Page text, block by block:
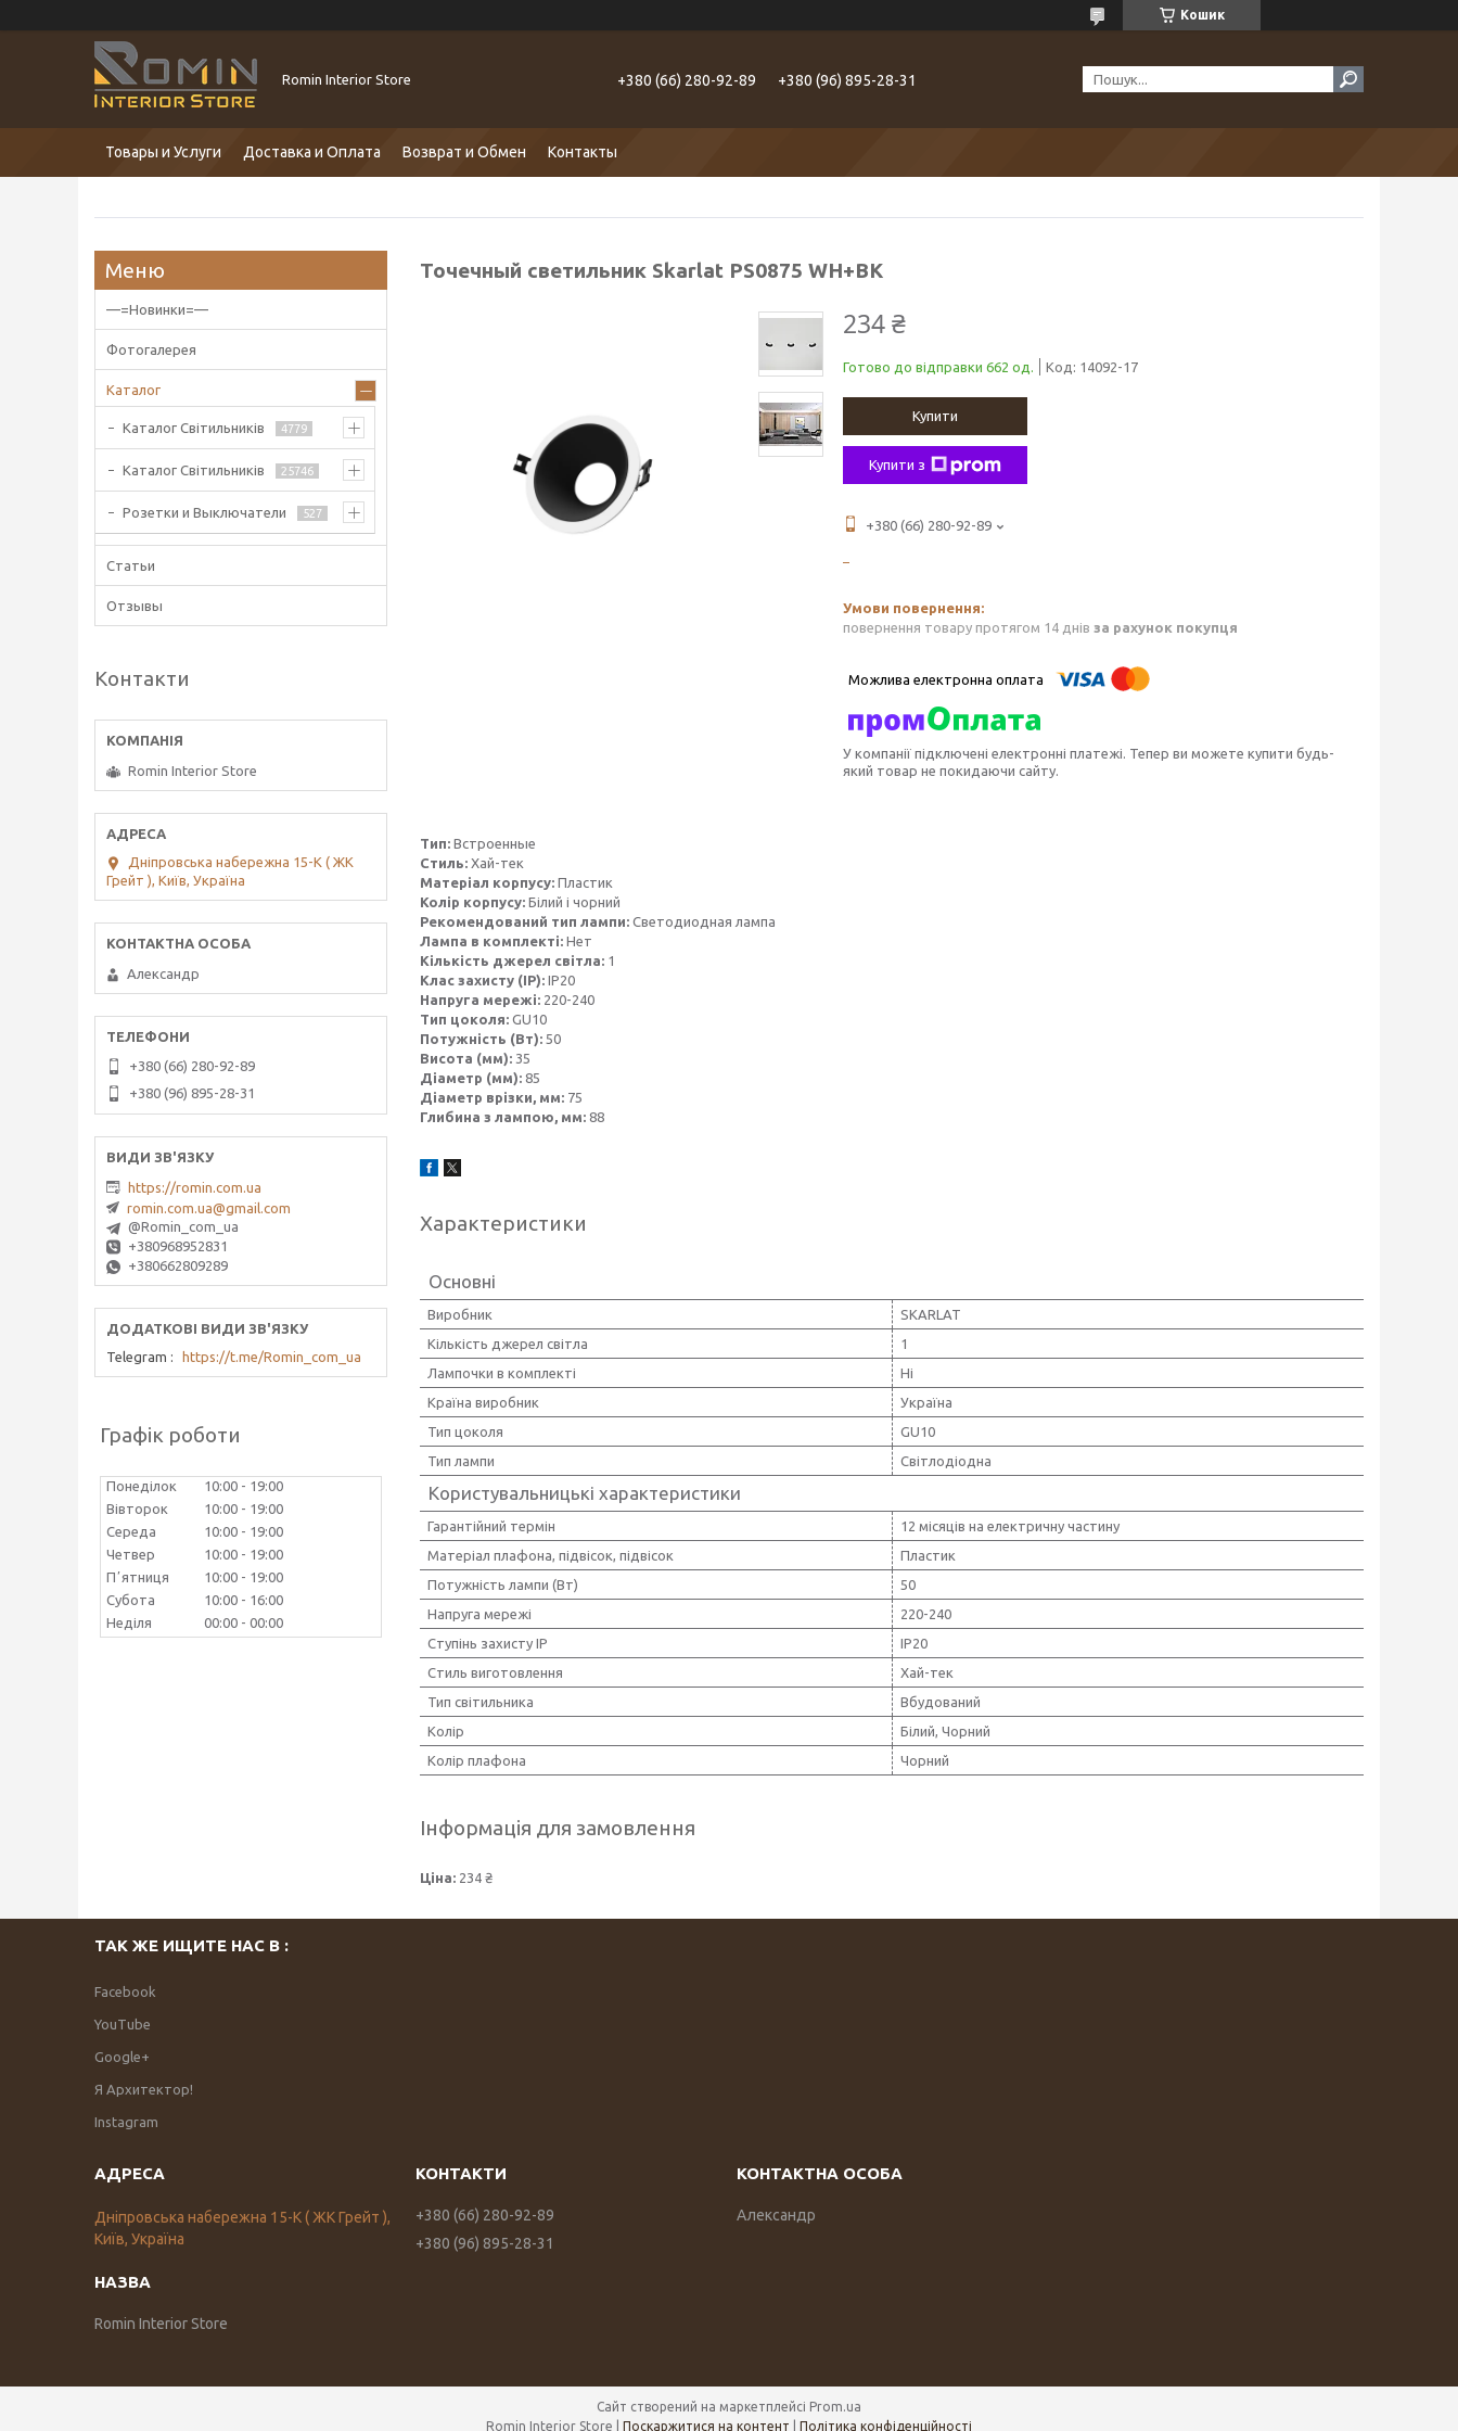
Кошик
Romin Interior Store +380 (66) 280-92-89 +380 (96) 895-28-31
Товары и Услуги Доставка и Оплата Возврат и Обмен Контакты
Точечный светильник Skarlat PS0875 WH+BK
234 ₴
Готово до відправки 662 од. Код: 14092-17
Купити
Купити з
+380 (66) 280-92-89
повернення товару протягом 14 днів за рахунок покупця
У компанії підключені електронні платежі. Тепер ви можете купити будь-
який товар не покидаючи сайту.
Тип: Встроенные
Стиль: Хай-тек
Матеріал корпусу: Пластик
Колір корпусу: Білий і чорний
Рекомендований тип лампи: Светодиодная лампа
Лампа в комплекті: Нет
Кількість джерел світла: 1
Клас захисту (IP): IP20
Напруга мережі: 220-240
Тип цоколя: GU10
Потужність (Вт): 50
Висота (мм): 35
Діаметр (мм): 85
Діаметр врізки, мм: 75
Глибина з лампою, мм: 88
Характеристики
Основні
Виробник
SKARLAT
Кількість джерел світла
1
Лампочки в комплекті
Ні
Країна виробник
Україна
Тип цоколя
GU10
Тип лампи
Світлодіодна
Користувальницькі характеристики
Гарантійний термін
12 місяців на електричну частину
Матеріал плафона, підвісок, підвісок
Пластик
Потужність лампи (Вт)
50
Напруга мережі
220-240
Ступінь захисту IP
IP20
Стиль виготовлення
Хай-тек
Тип світильника
Вбудований
Колір
Білий, Чорний
Колір плафона
Чорний
Інформація для замовлення
Ціна: 234 ₴
—=Новинки=—
Фотогалерея
Каталог
Каталог Світильників 4779
Каталог Світильників 25746
Розетки и Выключатели 527
Статьи
Отзывы
Контакти
Romin Interior Store
Дніпровська набережна 15-К ( ЖК
Грейт ), Київ, Україна
Александр
+380 (66) 280-92-89
+380 (96) 895-28-31
https://romin.com.ua
romin.com.ua@gmail.com
@Romin_com_ua
+380968952831
+380662809289
Telegram https://t.me/Romin_com_ua
Графік роботи
Понеділок 10:00
19:00
Вівторок
10:00
19:00
Середа
10:00
19:00
Четвер
10:00
19:00
Пʼятниця
10:00
19:00
Субота
10:00
16:00
Неділя
00:00 00:00
ТАК ЖЕ ИЩИТЕ НАС В :
Facebook
YouTube
Google+
Я Архитектор!
Instagram
Дніпровська набережна 15-К ( ЖК Грейт ),
Київ, Україна
Romin Interior Store
+380 (66) 280-92-89
+380 (96) 895-28-31
Александр
Сайт створений на маркетплейсі Prom.ua
Поскаржитися на контент Політика конфіденційності